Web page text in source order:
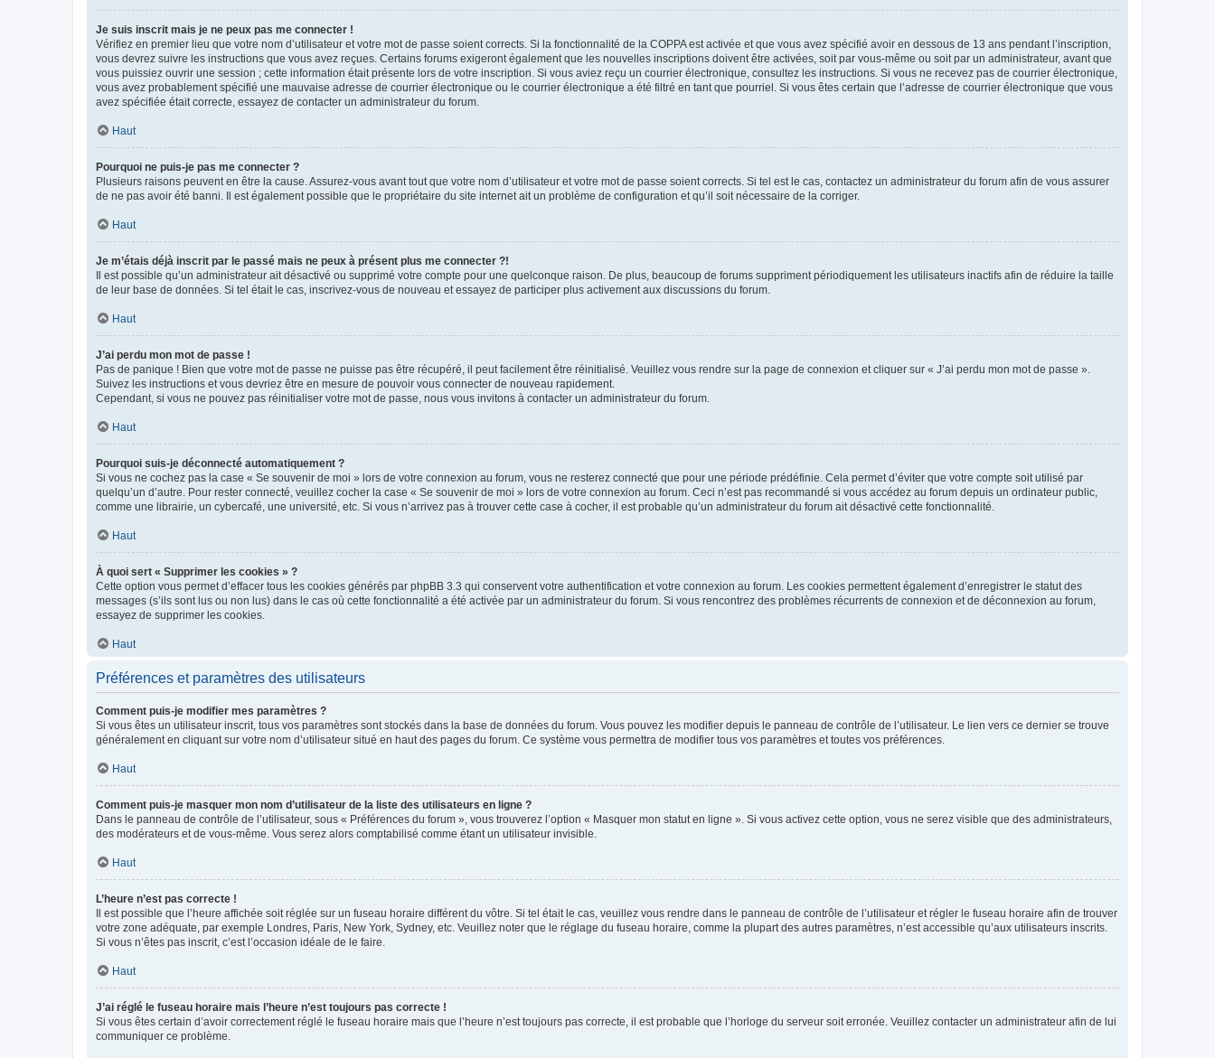
Je suis inscrit mais je ne peux pas me connecter !
Vérifiez en premier lieu que votre nom d’utilisateur et votre mot de passe soient corrects. Si la fonctionnalité de la COPPA est activée et que vous avez spécifié avoir en dessous de 13 ans pendant l’inscription,
vous devrez suivre les instructions que vous avez reçues. Certains forums exigeront également que les nouvelles inscriptions doivent être activées, soit par vous-même ou soit par un administrateur, avant que
vous puissiez ouvrir une session ; cette information était présente lors de votre inscription. Si vous aviez reçu un courrier électronique, consultez les instructions. Si vous ne recevez pas de courrier électronique,
vous avez probablement spécifié une mauvaise adresse de courrier électronique ou le courrier électronique a été filtré en tant que pourriel. Si vous êtes certain que l’adresse de courrier électronique que vous
avez spécifiée était correcte, essayez de contacter un administrateur du forum.
Haut
Pourquoi ne puis-je pas me connecter ?
Plusieurs raisons peuvent en être la cause. Assurez-vous avant tout que votre nom d’utilisateur et votre mot de passe soient corrects. Si tel est le cas, contactez un administrateur du forum afin de vous assurer
de ne pas avoir été banni. Il est également possible que le propriétaire du site internet ait un problème de configuration et qu’il soit nécessaire de la corriger.
Haut
Je m’étais déjà inscrit par le passé mais ne peux à présent plus me connecter ?!
Il est possible qu’un administrateur ait désactivé ou supprimé votre compte pour une quelconque raison. De plus, beaucoup de forums suppriment périodiquement les utilisateurs inactifs afin de réduire la taille
de leur base de données. Si tel était le cas, inscrivez-vous de nouveau et essayez de participer plus activement aux discussions du forum.
Haut
J’ai perdu mon mot de passe !
Pas de panique ! Bien que votre mot de passe ne puisse pas être récupéré, il peut facilement être réinitialisé. Veuillez vous rendre sur la page de connexion et cliquer sur « J’ai perdu mon mot de passe ».
Suivez les instructions et vous devriez être en mesure de pouvoir vous connecter de nouveau rapidement.
Cependant, si vous ne pouvez pas réinitialiser votre mot de passe, nous vous invitons à contacter un administrateur du forum.
Haut
Pourquoi suis-je déconnecté automatiquement ?
Si vous ne cochez pas la case « Se souvenir de moi » lors de votre connexion au forum, vous ne resterez connecté que pour une période prédéfinie. Cela permet d’éviter que votre compte soit utilisé par
quelqu’un d’autre. Pour rester connecté, veuillez cocher la case « Se souvenir de moi » lors de votre connexion au forum. Ceci n’est pas recommandé si vous accédez au forum depuis un ordinateur public,
comme une librairie, un cybercafé, une université, etc. Si vous n’arrivez pas à trouver cette case à cocher, il est probable qu’un administrateur du forum ait désactivé cette fonctionnalité.
Haut
À quoi sert « Supprimer les cookies » ?
Cette option vous permet d’effacer tous les cookies générés par phpBB 3.3 qui conservent votre authentification et votre connexion au forum. Les cookies permettent également d’enregistrer le statut des
messages (s’ils sont lus ou non lus) dans le cas où cette fonctionnalité a été activée par un administrateur du forum. Si vous rencontrez des problèmes récurrents de connexion et de déconnexion au forum,
essayez de supprimer les cookies.
Haut
Préférences et paramètres des utilisateurs
Comment puis-je modifier mes paramètres ?
Si vous êtes un utilisateur inscrit, tous vos paramètres sont stockés dans la base de données du forum. Vous pouvez les modifier depuis le panneau de contrôle de l’utilisateur. Le lien vers ce dernier se trouve
généralement en cliquant sur votre nom d’utilisateur situé en haut des pages du forum. Ce système vous permettra de modifier tous vos paramètres et toutes vos préférences.
Haut
Comment puis-je masquer mon nom d’utilisateur de la liste des utilisateurs en ligne ?
Dans le panneau de contrôle de l’utilisateur, sous « Préférences du forum », vous trouverez l’option « Masquer mon statut en ligne ». Si vous activez cette option, vous ne serez visible que des administrateurs,
des modérateurs et de vous-même. Vous serez alors comptabilisé comme étant un utilisateur invisible.
Haut
L’heure n’est pas correcte !
Il est possible que l’heure affichée soit réglée sur un fuseau horaire différent du vôtre. Si tel était le cas, veuillez vous rendre dans le panneau de contrôle de l’utilisateur et régler le fuseau horaire afin de trouver
votre zone adéquate, par exemple Londres, Paris, New York, Sydney, etc. Veuillez noter que le réglage du fuseau horaire, comme la plupart des autres paramètres, n’est accessible qu’aux utilisateurs inscrits.
Si vous n’êtes pas inscrit, c’est l’occasion idéale de le faire.
Haut
J’ai réglé le fuseau horaire mais l’heure n’est toujours pas correcte !
Si vous êtes certain d’avoir correctement réglé le fuseau horaire mais que l’heure n’est toujours pas correcte, il est probable que l’horloge du serveur soit erronée. Veuillez contacter un administrateur afin de lui
communiquer ce problème.